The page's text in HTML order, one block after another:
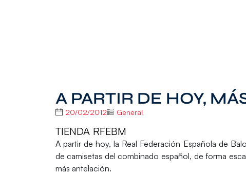
A PARTIR DE HOY,
20/02/2012 General
TIENDA RFEBM
A partir de hoy, la Real Federación Española de
de camisetas del combinado español, de forma
más antelación.